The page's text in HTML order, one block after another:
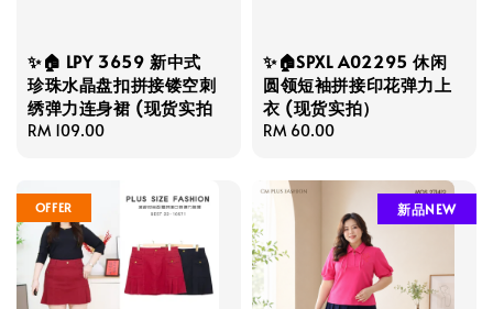
✨🏠 LPY 3659 新中式
珍珠水晶盘扣拼接镂空刺
绣弹力连身裙 (现货实拍
Regular
RM 109.00
✨🏠SPXL A02295 休闲
圆领短袖拼接印花弹力上
衣 (现货实拍）
Regular
RM 60.00
OFFER 新品NEW